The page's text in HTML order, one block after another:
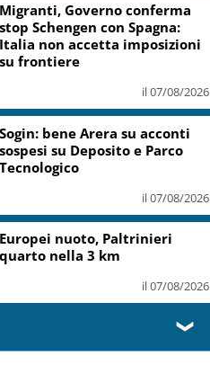
Migranti, Governo conferma
stop Schengen con Spagna:
Italia non accetta imposizioni
su frontiere
il 07/08/2026
Sogin: bene Arera su acconti
sospesi su Deposito e Parco
Tecnologico
il 07/08/2026
Europei nuoto, Paltrinieri
quarto nella 3 km
il 07/08/2026
❯